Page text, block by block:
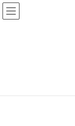
コ
ン
テ
ナ
ビ
ゲ